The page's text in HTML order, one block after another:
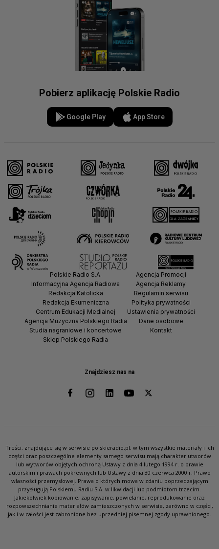
Pobierz aplikację Polskie Radio
Google Play App Store
Znajdziesz nas na
Polskie Radio S.A.
Informacyjna Agencja Radiowa
Redakcja Katolicka
Redakcja Ekumeniczna
Centrum Edukacji Medialnej
Agencja Muzyczna Polskiego Radia
Studia nagraniowe i koncertowe
Sklep Polskiego Radia
Agencja Promocji
Agencja Reklamy
Regulamin serwisu
Polityka prywatności
Ustawienia prywatności
Dane osobowe
Kontakt
Treści, znajdujące się w serwisie polskieradio.pl, w tym wszystkie materiały i ich
części oraz poszczególne elementy samego serwisu mają charakter utworów
lub wytworów objętych ochroną Ustawy z dnia 4 lutego 1994 r. o prawie
autorskim i prawach pokrewnych lub Ustawy z dnia 30 czerwca 2000 r. Prawo
własności przemysłowej. Prawa o których mowa w zdaniu poprzedzającym
przysługują Polskiemu Radiu S.A. w likwidacji lub podmiotom trzecim.
Jakiekolwiek kopiowanie, zapisywanie, powielanie, reprodukowanie oraz
rozpowszechnianie materiałów zamieszczonych w serwisie, zarówno w części,
jak i w całości jest zabronione bez uprzedniej pisemnej zgody uprawnionego.